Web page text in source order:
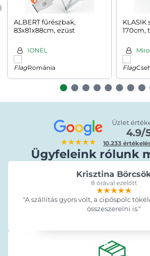
ALBERT fűrészbak,
83x81x88cm, ezüst
IONEL
Románia
KLASIK
170cm,
★★★★★
Üzlet
4.9/
10.233
Ügyfeleink rólunk
Krisztina
8 órával ezelőtt
★★★★★
★★★★★
★★★★★
"A szállítás gyors volt, a cipőspolc
összeszerelni is."